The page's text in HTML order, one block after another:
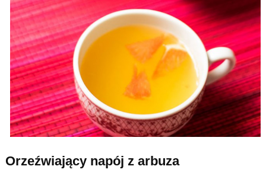
Orzeźwiający napój z arbuza